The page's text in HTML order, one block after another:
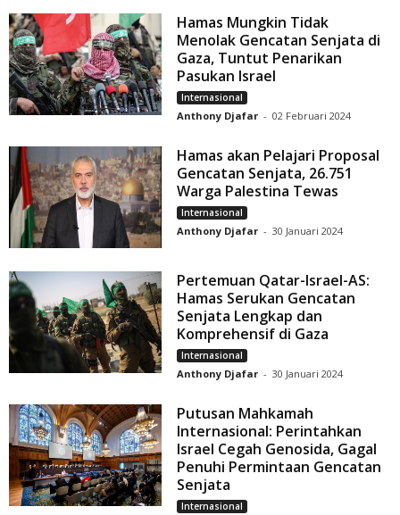
Hamas Mungkin Tidak
Menolak Gencatan Senjata di
Gaza, Tuntut Penarikan
Pasukan Israel
Internasional
Anthony Djafar - 02 Februari 2024
Hamas akan Pelajari Proposal
Gencatan Senjata, 26.751
Warga Palestina Tewas
Internasional
Anthony Djafar - 30 Januari 2024
Pertemuan Qatar-Israel-AS:
Hamas Serukan Gencatan
Senjata Lengkap dan
Komprehensif di Gaza
Internasional
Anthony Djafar - 30 Januari 2024
Putusan Mahkamah
Internasional: Perintahkan
Israel Cegah Genosida, Gagal
Penuhi Permintaan Gencatan
Senjata
Internasional